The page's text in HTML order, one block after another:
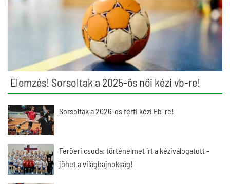
Elemzés! Sorsoltak a 2025-ös női kézi vb-re!
Sorsoltak a 2026-os férfi kézi Eb-re!
Feröeri csoda: történelmet írt a kéziválogatott –
jöhet a világbajnokság!